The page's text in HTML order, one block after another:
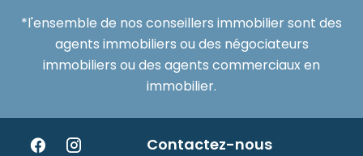
*l'ensemble de nos conseillers immobilier sont des
agents immobiliers ou des négociateurs
immobiliers ou des agents commerciaux en
immobilier.
Contactez-nous